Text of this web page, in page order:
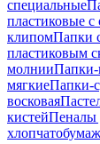
специальные
пластиковые с
клипомПапки
пластиковым
молнииПапки-
мягкиеПапки-
восковая
кистейПеналы